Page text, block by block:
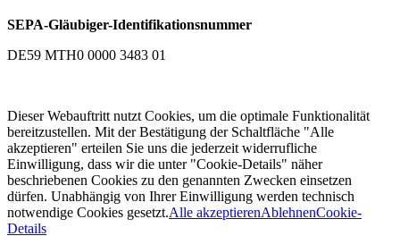
SEPA-Gläubiger-Identifikationsnummer
DE59 MTH0 0000 3483 01
Dieser Webauftritt nutzt Cookies, um die optimale Funktionalität
bereitzustellen. Mit der Bestätigung der Schaltfläche "Alle
akzeptieren" erteilen Sie uns die jederzeit widerrufliche
Einwilligung, dass wir die unter "Cookie-Details" näher
beschriebenen Cookies zu den genannten Zwecken einsetzen
dürfen. Unabhängig von Ihrer Einwilligung werden technisch
notwendige Cookies gesetzt.Alle akzeptierenAblehnenCookie-
Details